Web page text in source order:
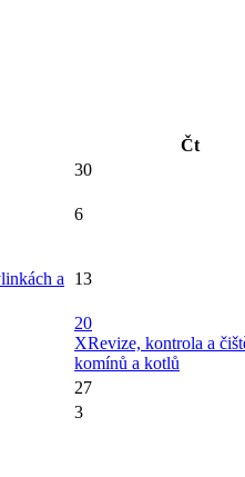
Čt
30
6
a
13
20
XRevize, kontrola a
komínů a kotlů
27
3